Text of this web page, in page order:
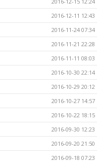
2016-12-11 12:43
2016-11-24 07:34
2016-11-21 22:28
2016-11-11 08:03
2016-10-30 22:14
2016-10-29 20:12
2016-10-27 14:57
2016-10-22 18:15
2016-09-30 12:23
2016-09-20 21:50
2016-09-18 07:23